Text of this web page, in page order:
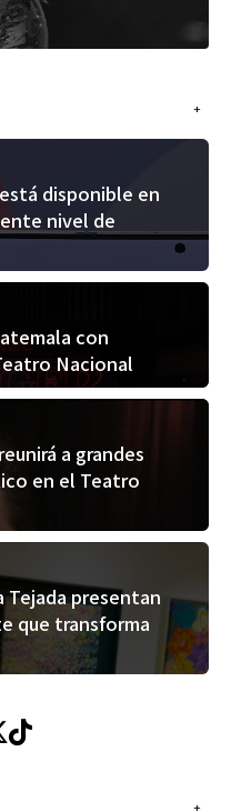
+
disponible en
nivel de
con
Nacional
a grandes
en el Teatro
Tejada presentan
que transforma
+